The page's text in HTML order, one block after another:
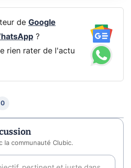
de Google
?
rien rater de l'actu
0
la communauté Clubic.